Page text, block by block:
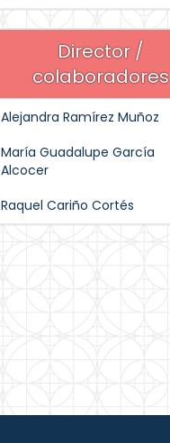
Director /
colaboradores
Alejandra Ramírez Muñoz
María Guadalupe García
Alcocer
Raquel Cariño Cortés